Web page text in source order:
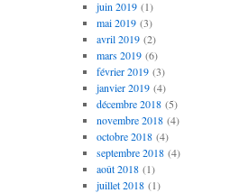
juin 2019(1)
mai 2019(3)
avril 2019(2)
mars 2019(6)
février 2019(3)
janvier 2019(4)
décembre 2018(5)
novembre 2018(4)
octobre 2018(4)
septembre 2018(4)
août 2018(1)
juillet 2018(1)